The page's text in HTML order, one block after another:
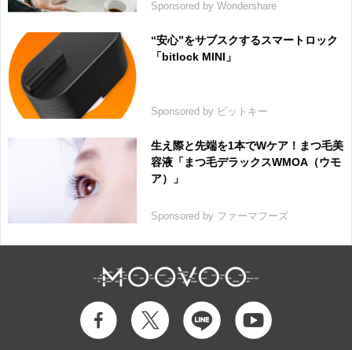
Sponsored by Wondershare
“安心”をサブスクするスマートロック
「bitlock MINI」
Sponsored by ビットキー
生え際と先端を1本でWケア！まつ毛美
容液「まつ毛デラックスWMOA（ウモ
ア）」
Sponsored by ファーマフーズ